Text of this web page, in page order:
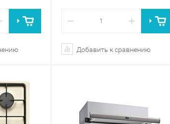
− +
Добавить к сравнению